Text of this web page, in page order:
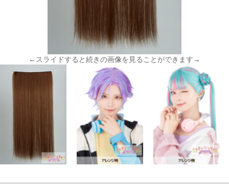
←スライドすると続きの画像を見ることができます→